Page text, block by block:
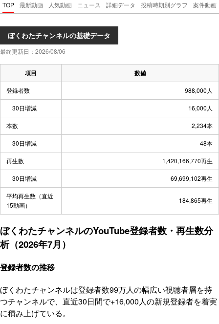
TOP 最新動画 人気動画 ニュース 詳細データ 投稿時期別グラフ 案件動画
ぼくわたチャンネルの基礎データ
最終更新日：2026/08/06
項目 数値
登録者数 988,000人
30日増減 16,000人
本数 2,234本
30日増減 48本
再生数 1,420,166,770再生
30日増減 69,699,102再生
平均再生数（直近
15動画）
184,865再生
ぼくわたチャンネルのYouTube登録者数・再生数分
析（2026年7月）
登録者数の推移
ぼくわたチャンネルは登録者数99万人の幅広い視聴者層を持
つチャンネルで、直近30日間で+16,000人の新規登録者を着実
に積み上げている。